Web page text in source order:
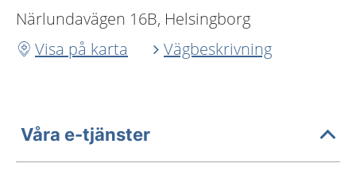
Närlundavägen 16B, Helsingborg
Visa på karta
Vägbeskrivning
Våra e-tjänster